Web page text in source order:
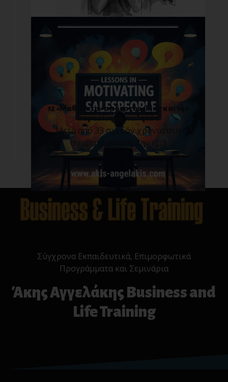
12 «Μαθήματα» από το coaching και την
παρακίνηση πωλητών
Μετά από 33 σχεδόν χρόνια στη
συμβουλευτική, την ε[...]
Σύγχρονα Εκπαιδευτικά, Επιμορφωτικά
Προγράμματα και Σεμινάρια
Άκης Αγγελάκης Business and
Life Training